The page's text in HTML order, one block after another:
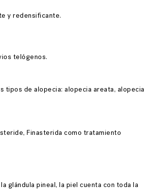
y redensificante.
telógenos.
de alopecia: alopecia areata, alopecia
Finasterida como tratamiento
glándula pineal, la piel cuenta con toda la